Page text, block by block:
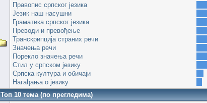
Правопис српског језика
Језик наш насушни
Граматика српског језика
Преводи и превођење
Транскрипција страних речи
Значења речи
Порекло значења речи
Стил у српском језику
Српска култура и обичаји
Нагађања о језику
Топ 10 тема (по прегледима)